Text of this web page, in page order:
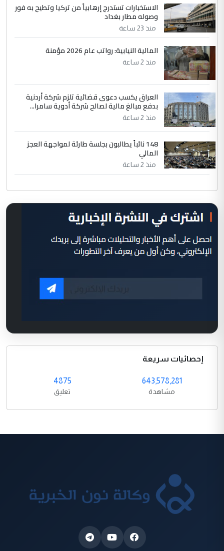
الاستخبارات تستدرج إرهابياً من تركيا وتطيح به فور
وصوله مطار بغداد
منذ 23 ساعة
المالية النيابية: رواتب عام 2026 مؤمنة
منذ 2 ساعة
العراق يكسب دعوى قضائية تلزم شركة أردنية
بدفع مبالغ مالية لصالح شركة أدوية سامرا...
منذ 2 ساعة
148 نائباً يطالبون بجلسة طارئة لمواجهة العجز
المالي
منذ 2 ساعة
إحصائيات سريعة
643,578,281
مشاهدة
4875
تعليق